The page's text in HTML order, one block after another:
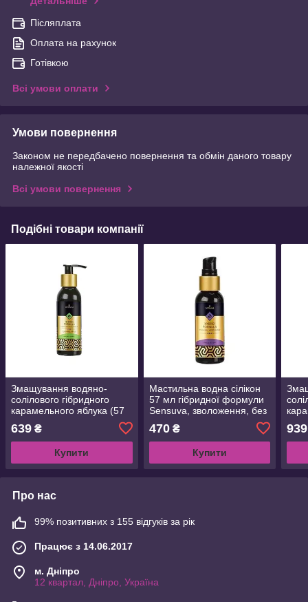
Післяплата
Оплата на рахунок
Готівкою
Всі умови оплати
Умови повернення
Законом не передбачено повернення та обмін даного товару
належної якості
Всі умови повернення
Подібні товари компанії
Змащування водяно-
солілового гібридного
карамельного яблука (57
мл) без цукру, ви можете
для ротової пестити
639 ₴
Купити
Мастильна водна сілікон
57 мл гібридної формули
Sensuva, зволоження, без
470₴
Купити
для
939
Про нас
99% позитивних з 155 відгуків за рік
Працює з 14.06.2017
м. Дніпро
12 квартал, Дніпро, Україна